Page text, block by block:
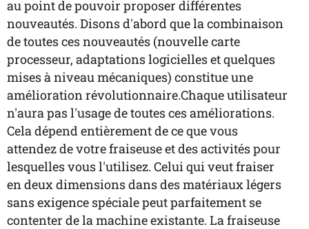
au point de pouvoir proposer différentes
nouveautés. Disons d'abord que la combinaison
de toutes ces nouveautés (nouvelle carte
processeur, adaptations logicielles et quelques
mises à niveau mécaniques) constitue une
amélioration révolutionnaire.Chaque utilisateur
n'aura pas l'usage de toutes ces améliorations.
Cela dépend entièrement de ce que vous
attendez de votre fraiseuse et des activités pour
lesquelles vous l'utilisez. Celui qui veut fraiser
en deux dimensions dans des matériaux légers
sans exigence spéciale peut parfaitement se
contenter de la machine existante. La fraiseuse